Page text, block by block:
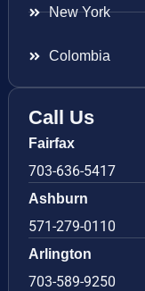
New York
Colombia
Call Us
Fairfax
703-636-5417
Ashburn
571-279-0110
Arlington
703-589-9250